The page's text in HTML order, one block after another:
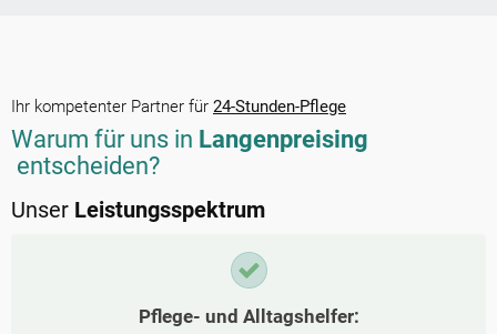
Ihr kompetenter Partner für 24-Stunden-Pflege
Warum für uns in Langenpreising
entscheiden?
Unser Leistungsspektrum
Pflege- und Alltagshelfer: